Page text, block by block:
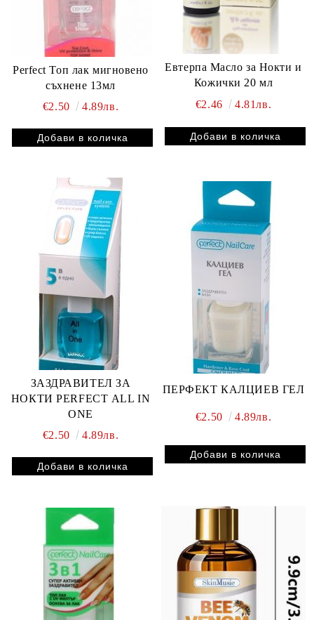
Perfect Топ лак мигновено
съхнене 13мл
€2.50
4.89лв.
Евтерпа Масло за Нокти и
Кожички 20 мл
€2.46
4.81лв.
ЗАЗДРАВИТЕЛ ЗА
НОКТИ PERFECT ALL IN
ONE
€2.50
4.89лв.
ПЕРФЕКТ КАЛЦИЕВ ГЕЛ
€2.50 4.89лв.